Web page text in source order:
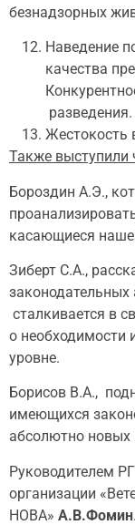
безнадзорных
Наведение
качества
разведения.
Жестокость
Также выступили
Бороздин А.Э.,
касающиеся
Зиберт С.А.,
законодательных
сталкивается в
о необходимости
уровне.
Борисов В.А.,
имеющихся
абсолютно
Руководителем
организации
НОВА» А.В.Фомин.